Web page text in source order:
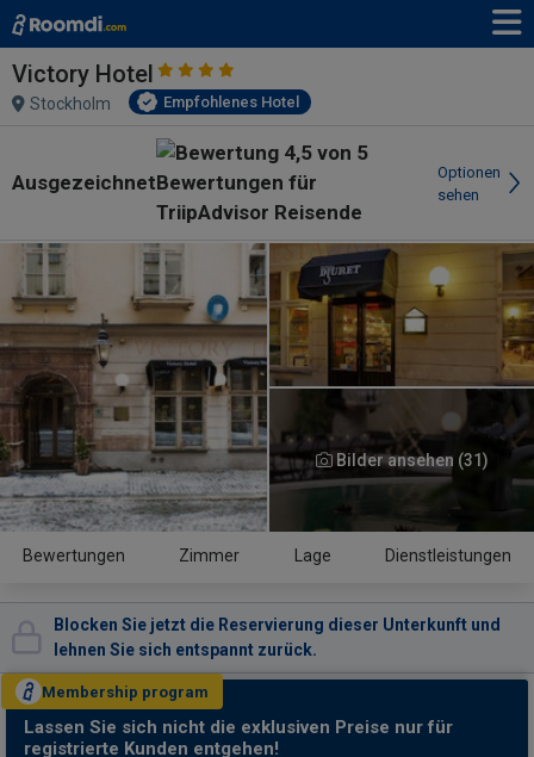
Victory Hotel
Stockholm Empfohlenes Hotel
Ausgezeichnet
Optionen
sehen
Bilder ansehen (31)
Bewertungen Zimmer Lage Dienstleistungen
Blocken Sie jetzt die Reservierung dieser Unterkunft und
lehnen Sie sich entspannt zurück.
Membership program
Lassen Sie sich nicht die exklusiven Preise nur für
registrierte Kunden entgehen!